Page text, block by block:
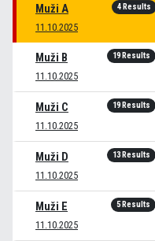
Muži A
11.10.2025
4 Results
Muži B
11.10.2025
19 Results
Muži C
11.10.2025
19 Results
Muži D
11.10.2025
13 Results
Muži E
11.10.2025
5 Results